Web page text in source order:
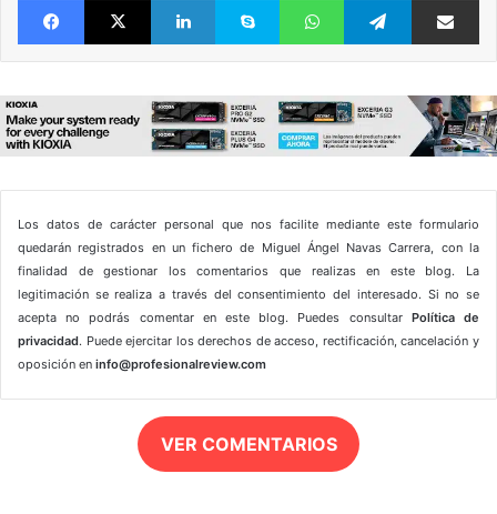
Los datos de carácter personal que nos facilite mediante este formulario
quedarán registrados en un fichero de Miguel Ángel Navas Carrera, con la
finalidad de gestionar los comentarios que realizas en este blog. La
legitimación se realiza a través del consentimiento del interesado. Si no se
acepta no podrás comentar en este blog. Puedes consultar Política de
privacidad. Puede ejercitar los derechos de acceso, rectificación, cancelación y
oposición en info@profesionalreview.com
VER COMENTARIOS